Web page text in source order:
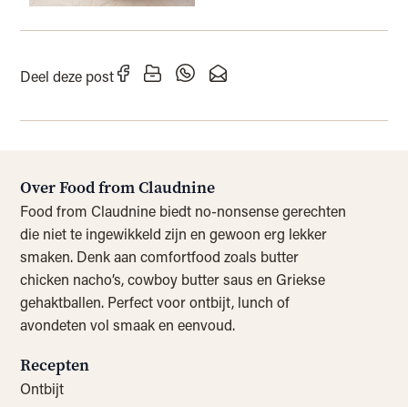
Deel deze post
Over Food from Claudnine
Food from Claudnine biedt no-nonsense gerechten
die niet te ingewikkeld zijn en gewoon erg lekker
smaken. Denk aan comfortfood zoals butter
chicken nacho’s, cowboy butter saus en Griekse
gehaktballen. Perfect voor ontbijt, lunch of
avondeten vol smaak en eenvoud.
Recepten
Ontbijt